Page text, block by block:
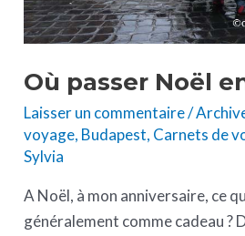
Où passer Noël
Laisser un commentaire/
voyage, Budapest, Carnets de
Sylvia
A Noël, à mon anniversaire, ce
généralement comme cadeau ?